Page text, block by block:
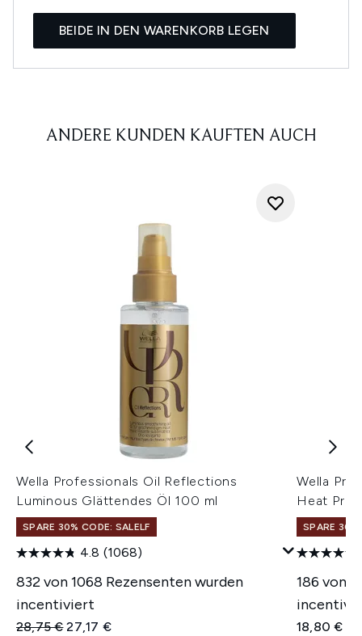
BEIDE IN DEN WARENKORB LEGEN
ANDERE KUNDEN KAUFTEN AUCH
Wella Professionals Oil Reflections
Luminous Glättendes Öl 100 ml
SPARE 30% CODE: SALELF
4.8 (1068)
832 von 1068 Rezensenten wurden
incentiviert
Unverbindliche Preisempfehlung:
28,75 €Aktueller Preis:
27,17 €
Wella
Heat
SPARE 30%
186 von
18,80 €